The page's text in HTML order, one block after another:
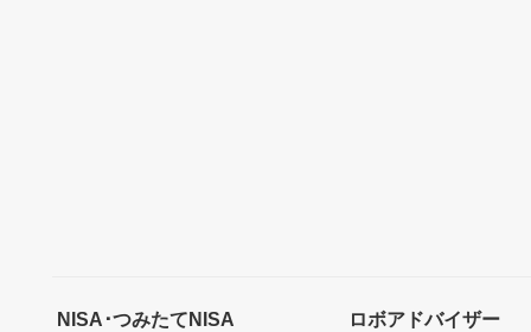
NISA･つみたてNISA ロボアドバイザー